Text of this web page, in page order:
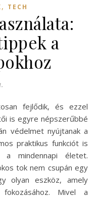
, TECH
a
is egyre népszerűbbé
védelmet nyújtanak a
praktikus funkciót is
a mindennapi életet.
tok nem csupán egy
olyan eszköz, amely
Mivel a